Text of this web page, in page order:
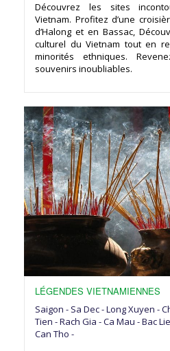
Découvrez les sites
Vietnam. Profitez d’une
d’Halong et en Bassac,
culturel du Vietnam tout en
minorités ethniques.
souvenirs inoubliables.
LÉGENDES VIETNAMIENNES
Saigon - Sa Dec - Long Xuyen -
Tien - Rach Gia - Ca Mau - Bac
Can Tho -